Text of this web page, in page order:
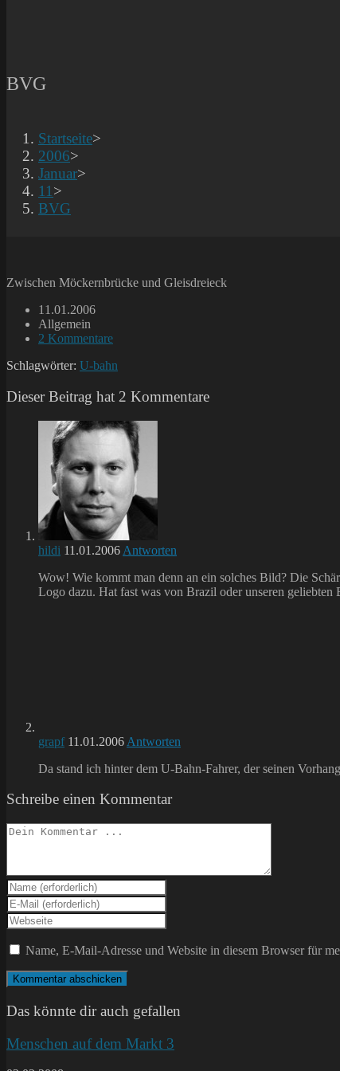
BVG
Startseite>
2006>
Januar>
11 >
BVG
Zwischen Möckernbrücke und Gleisdreieck
Beitrag
veröffentlicht:
11.01.2006
Beitrags-
Kategorie:
Allgemein
Beitrags-
2 Kommentare
Schlagwörter: U-bahn
Dieser Beitrag hat 2 Kommentare
hildi 11.01.2006 Antworten
Wow! Wie kommt man denn an ein solches Bild? Die
Logo dazu. Hat fast was von Brazil oder unseren geliebten
grapf 11.01.2006 Antworten
Da stand ich hinter dem U-Bahn-Fahrer, der seinen
Schreibe einen Kommentar
Kommentieren
Gib
deinen
Namen
oder
Benutzernamen
zum
Kommentieren
ein
Gib
deine
E-
Mail-
Adresse
zum
Kommentieren
Gib
deine
Website-
ein
(optional)
Name, E-Mail-Adresse und Website in diesem Browser für
Das könnte dir auch gefallen
Menschen auf dem Markt 3